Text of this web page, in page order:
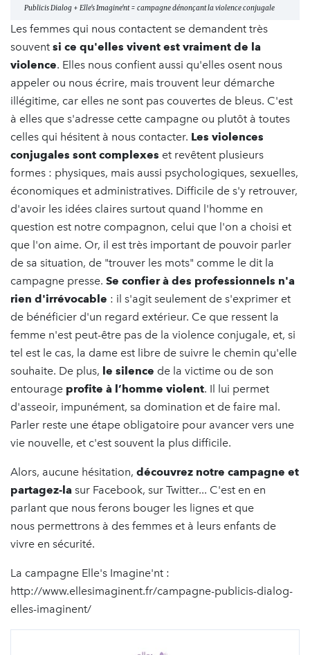
Publicis Dialog + Elle's Imagine'nt = campagne dénonçant la violence conjugale
Les femmes qui nous contactent se demandent très
souvent si ce qu'elles vivent est vraiment de la
violence. Elles nous confient aussi qu'elles osent nous
appeler ou nous écrire, mais trouvent leur démarche
illégitime, car elles ne sont pas couvertes de bleus. C'est
à elles que s'adresse cette campagne ou plutôt à toutes
celles qui hésitent à nous contacter. Les violences
conjugales sont complexes et revêtent plusieurs
formes : physiques, mais aussi psychologiques, sexuelles,
économiques et administratives. Difficile de s'y retrouver,
d'avoir les idées claires surtout quand l'homme en
question est notre compagnon, celui que l'on a choisi et
que l'on aime. Or, il est très important de pouvoir parler
de sa situation, de "trouver les mots" comme le dit la
campagne presse. Se confier à des professionnels n'a
rien d'irrévocable : il s'agit seulement de s'exprimer et
de bénéficier d'un regard extérieur. Ce que ressent la
femme n'est peut-être pas de la violence conjugale, et, si
tel est le cas, la dame est libre de suivre le chemin qu'elle
souhaite. De plus, le silence de la victime ou de son
entourage profite à l’homme violent. Il lui permet
d'asseoir, impunément, sa domination et de faire mal.
Parler reste une étape obligatoire pour avancer vers une
vie nouvelle, et c'est souvent la plus difficile.
Alors, aucune hésitation, découvrez notre campagne et
partagez-la sur Facebook, sur Twitter... C'est en en
parlant que nous ferons bouger les lignes et que
nous permettrons à des femmes et à leurs enfants de
vivre en sécurité.
La campagne Elle's Imagine'nt :
http://www.ellesimaginent.fr/campagne-publicis-dialog-
elles-imaginent/